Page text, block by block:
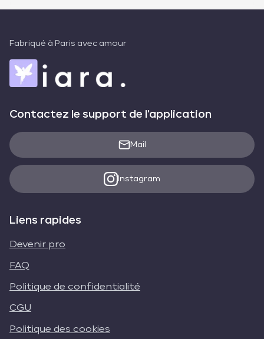
Fabriqué à Paris avec amour
Contactez le support de l'application
Mail
Instagram
Liens rapides
Devenir pro
FAQ
Politique de confidentialité
CGU
Politique des cookies